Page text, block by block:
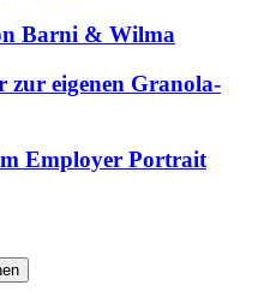
Barni & Wilma
eigenen Granola-
Employer Portrait